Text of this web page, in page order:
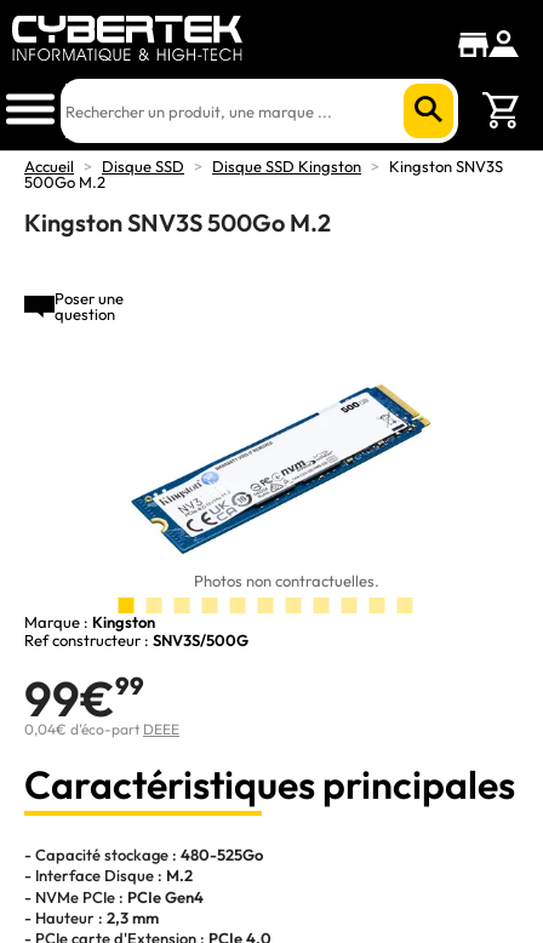
Accueil > Disque SSD > Disque SSD Kingston >
Kingston SNV3S
500Go M.2
Kingston SNV3S 500Go M.2
Poser une
question
Photos non contractuelles.
Marque : Kingston
Ref constructeur : SNV3S/500G
99€99
0,04€ d'éco-part DEEE
Caractéristiques principales
- Capacité stockage : 480-525Go
- Interface Disque : M.2
- NVMe PCIe : PCIe Gen4
- Hauteur : 2,3 mm
- PCIe carte d'Extension : PCIe 4.0